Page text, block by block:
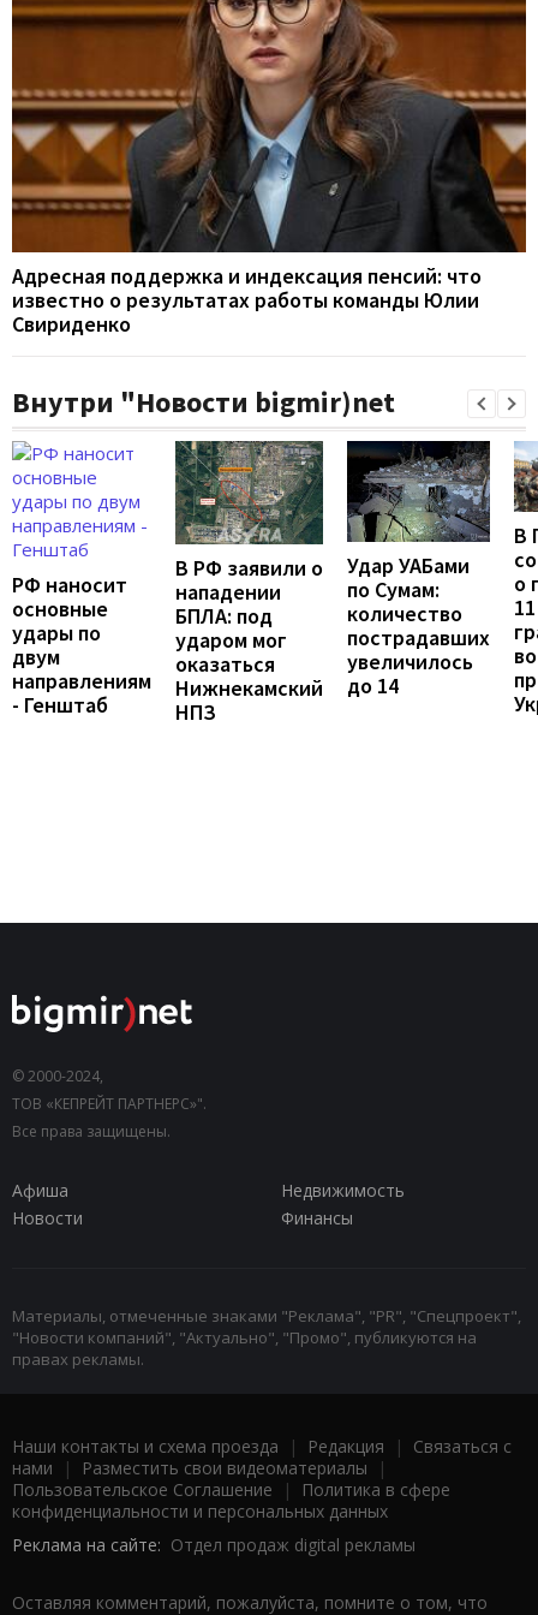
Адресная поддержка и индексация пенсий: что
известно о результатах работы команды Юлии
Свириденко
Внутри "Новости bigmir)net
РФ наносит
основные
удары по
двум
направлениям
- Генштаб
В РФ заявили о
нападении
БПЛА: под
ударом мог
оказаться
Нижнекамский
НПЗ
Удар УАБами
по Сумам:
количество
пострадавших
увеличилось
до 14
В
о
© 2000-2024,
ТОВ «КЕПРЕЙТ ПАРТНЕРС»".
Все права защищены.
Афиша
Недвижимость
Новости
Финансы
Материалы, отмеченные знаками "Реклама", "PR", "Спецпроект",
"Новости компаний", "Актуально", "Промо", публикуются на
правах рекламы.
Наши контакты и схема проезда | Редакция | Связаться с
нами | Разместить свои видеоматериалы |
Пользовательское Соглашение |
Политика в сфере
конфиденциальности и персональных данных
Реклама на сайте: Отдел продаж digital рекламы
Оставляя комментарий, пожалуйста, помните о том, что